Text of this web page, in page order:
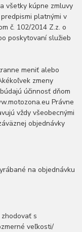
všetky kúpne zmluvy
platnými v
č. 102/2014 Z.z. o
poskytovaní služieb
meniť alebo
zmeny
účinnosť dňom
Právne
vždy všeobecnými
objednávky
na objednávku
s
veľkosti/